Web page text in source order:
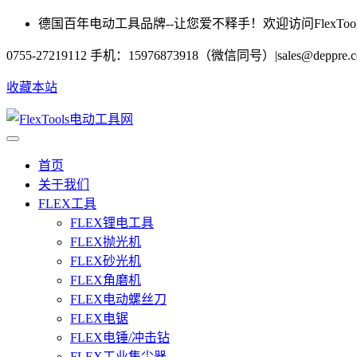
德国百年电动工具品牌--让您爱不释手！欢迎访问
0755-27219112 手机：15976873918（微信同号） |
收藏本站
首页
关于我们
FLEX工具
FLEX锂电工具
FLEX抛光机
FLEX砂光机
FLEX角磨机
FLEX电动螺丝刀
FLEX电锯
FLEX电锤/冲击钻